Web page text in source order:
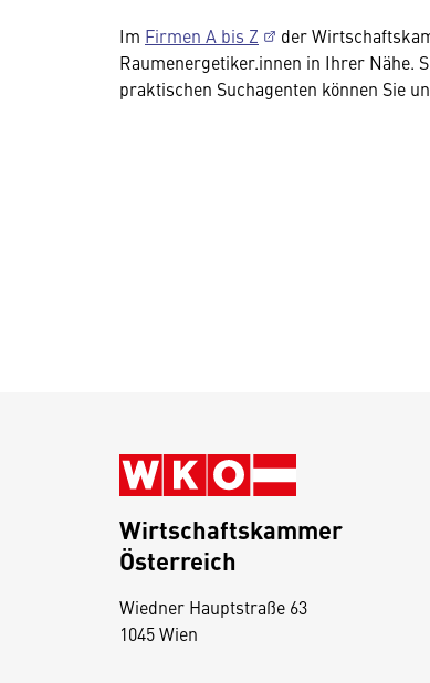
Im Firmen A bis Z
der
Raumenergetiker.innen in Ihrer Nähe.
praktischen Suchagenten können Sie
Wirtschaftskammer
Österreich
Wiedner Hauptstraße 63
1045 Wien